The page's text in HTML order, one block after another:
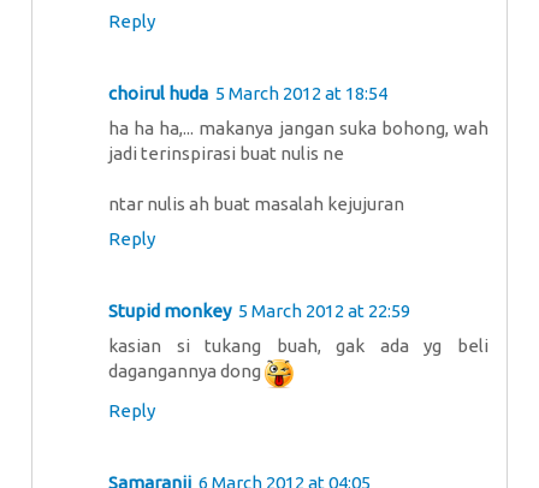
Reply
choirul huda 5 March 2012 at 18:54
ha ha ha,... makanya jangan suka bohong, wah
jadi terinspirasi buat nulis ne
ntar nulis ah buat masalah kejujuran
Reply
Stupid monkey 5 March 2012 at 22:59
kasian si tukang buah, gak ada yg beli
dagangannya dong
Reply
Samaranji 6 March 2012 at 04:05